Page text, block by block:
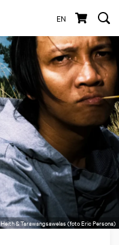
EN
Heith & Tarawangsawelas (foto Eric Persona)